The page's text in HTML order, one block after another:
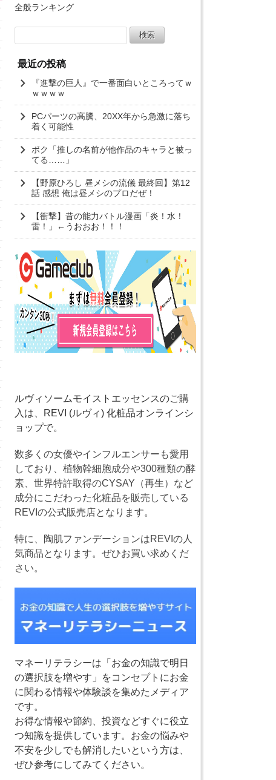
全般ランキング
索:
最近の投稿
『進撃の巨人』で一番面白いところってｗ
ｗｗｗｗ
PCパーツの高騰、20XX年から急激に落ち
着く可能性
ボク「推しの名前が他作品のキャラと被っ
てる……」
【野原ひろし 昼メシの流儀 最終回】第12
話 感想 俺は昼メシのプロだぜ！
【衝撃】昔の能力バトル漫画「炎！水！
雷！」←うおおお！！！
ルヴィソームモイストエッセンスのご購
入は、REVI (ルヴィ) 化粧品オンラインシ
ョップで。
数多くの女優やインフルエンサーも愛用
しており、植物幹細胞成分や300種類の酵
素、世界特許取得のCYSAY（再生）など
成分にこだわった化粧品を販売している
REVIの公式販売店となります。
特に、陶肌ファンデーションはREVIの人
気商品となります。ぜひお買い求めくだ
さい。
マネーリテラシーは「お金の知識で明日
の選択肢を増やす」をコンセプトにお金
に関わる情報や体験談を集めたメディア
です。
お得な情報や節約、投資などすぐに役立
つ知識を提供しています。お金の悩みや
不安を少しでも解消したいという方は、
ぜひ参考にしてみてください。